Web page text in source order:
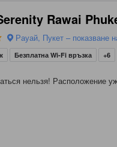
Rawai
Рауай, Пукет – показване
Безплатна Wi-Fi връзка +6
нельзя! Расположение